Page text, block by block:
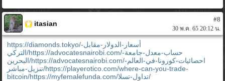
itasian
#8
30 พ.ค. 65 20:12 น.
https://diamonds.tokyo/أسعار-الدولار-مقابل-
التركي/https://advocatesnairobi.com/حساب-معدل-جامعة-
البحرين/https://advocatesnairobi.com/احصائيات-كورونا-في-العالم-
تنزيل-مباشر/https://playerotico.com/where-can-you-trade-
bitcoin/https://myfemalefunda.com/تداول-تسلا/